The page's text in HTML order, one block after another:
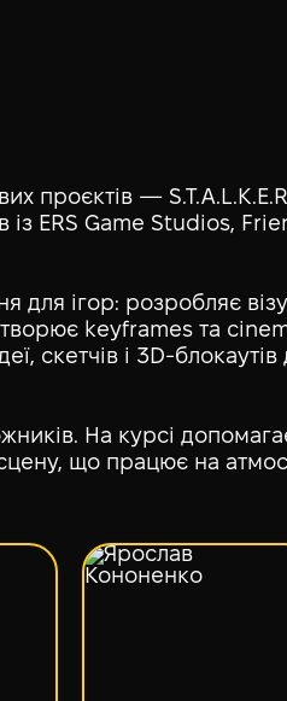
проєктів —
ERS Game Studios,
для ігор: розробляє
створює keyframes та
скетчів і 3D-блокаутів
На курсі
що працює на